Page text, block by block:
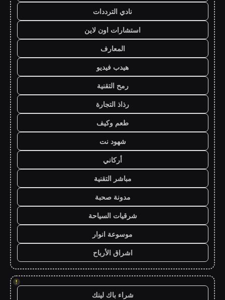
نادي الترددات
استشارات اون لاين
المعارف
هيدب فيديو
رمح التقنية
رذاذ التجارة
طعم وكيف
شهود نت
أركاني
مباشر التقنية
مدونة صحبة
شرقيات السياحة
موسوعة انوار
اشراق الأرباح
!
شراء باك لينك